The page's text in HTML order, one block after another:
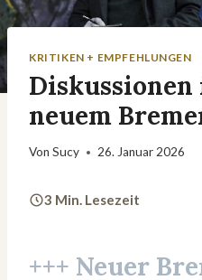
KRITIKEN + EMPFEHLUNGEN
Diskussionen
neuem
Von Sucy 26. Januar 2026
3 Min. Lesezeit
+++ Neuer